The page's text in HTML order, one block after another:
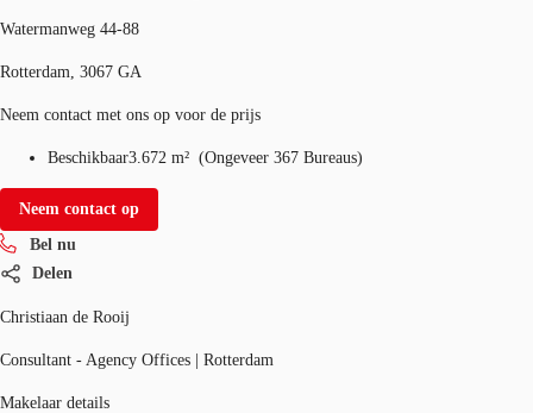
Watermanweg 44-88
Rotterdam, 3067 GA
Neem contact met ons op voor de prijs
Beschikbaar3.672 m² (Ongeveer 367 Bureaus)
Neem contact op
Bel nu
Delen
Christiaan de Rooij
Consultant - Agency Offices | Rotterdam
Makelaar details